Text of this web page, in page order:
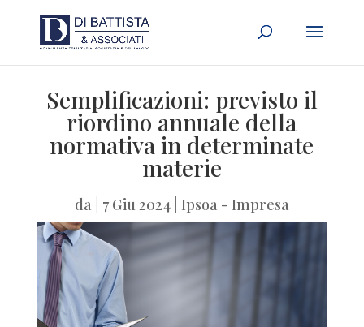
Semplificazioni: previsto il
riordino annuale della
normativa in determinate
materie
da 7 Giu 2024| Ipsoa - Impresa